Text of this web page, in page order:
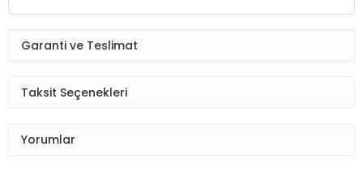
Garanti ve Teslimat
Taksit Seçenekleri
Yorumlar